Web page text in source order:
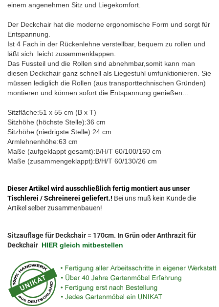
einem angenehmen Sitz und Liegekomfort.
Der Deckchair hat die moderne ergonomische Form und sorgt für
Entspannung.
Ist 4 Fach in der Rückenlehne verstellbar, bequem zu rollen und
läßt sich leicht zusammenklappen.
Das Fussteil und die Rollen sind abnehmbar,somit kann man
diesen Deckchair ganz schnell als Liegestuhl umfunktionieren. Sie
müssen lediglich die Rollen (aus transporttechnischen Gründen)
montieren und können sofort die Entspannung genießen...
Sitzfläche:51 x 55 cm (B x T)
Sitzhöhe (höchste Stelle):36 cm
Sitzhöhe (niedrigste Stelle):24 cm
Armlehnenhöhe:63 cm
Maße (aufgeklappt gesamt):B/H/T 60/100/160 cm
Maße (zusammengeklappt):B/H/T 60/130/26 cm
Dieser Artikel wird ausschließlich fertig montiert aus unser
Tischlerei / Schreinerei geliefert.! Bei uns muß kein Kunde die
Artikel selber zusammenbauen!
Sitzauflage für Deckchair = 170cm. In Grün oder Anthrazit für
Deckchair HIER gleich mitbestellen